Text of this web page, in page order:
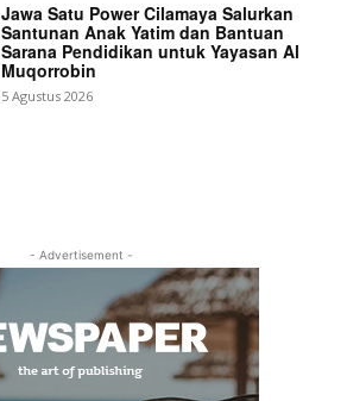
Jawa Satu Power Cilamaya Salurkan
Santunan Anak Yatim dan Bantuan
Sarana Pendidikan untuk Yayasan Al
Muqorrobin
5 Agustus 2026
- Advertisement -